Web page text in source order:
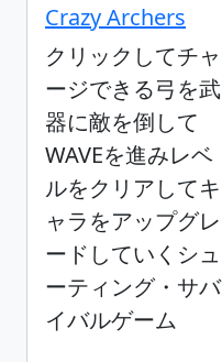
Crazy Archers
クリックしてチャ
ージできる弓を武
器に敵を倒して
WAVEを進みレベ
ルをクリアしてキ
ャラをアップグレ
ードしていくシュ
ーティング・サバ
イバルゲーム